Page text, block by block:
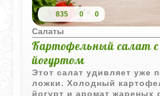
835 0 0
Салаты
Картофельный салат
йогуртом
Этот салат удивляет уже
ложки. Холодный
йогурт и аромат жареных